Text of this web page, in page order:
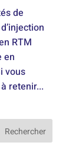
de
RTM
en
vous
retenir...